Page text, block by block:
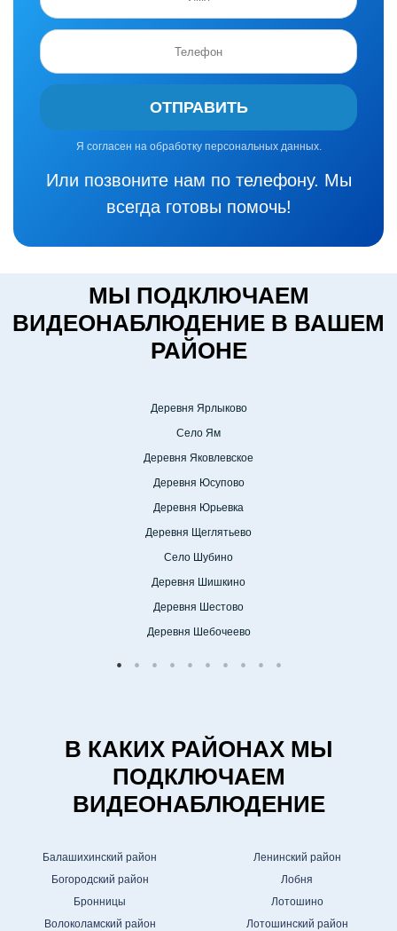
ОТПРАВИТЬ
Я согласен на обработку персональных данных.
Или позвоните нам по телефону. Мы
всегда готовы помочь!
МЫ ПОДКЛЮЧАЕМ
ВИДЕОНАБЛЮДЕНИЕ В ВАШЕМ
РАЙОНЕ
Деревня Ярлыково
Село Ям
Деревня Яковлевское
Деревня Юсупово
Деревня Юрьевка
Деревня Щеглятьево
Село Шубино
Деревня Шишкино
Деревня Шестово
Деревня Шебочеево
В КАКИХ РАЙОНАХ МЫ
ПОДКЛЮЧАЕМ
ВИДЕОНАБЛЮДЕНИЕ
Балашихинский район
Богородский район
Бронницы
Волоколамский район
Ленинский район
Лобня
Лотошино
Лотошинский район